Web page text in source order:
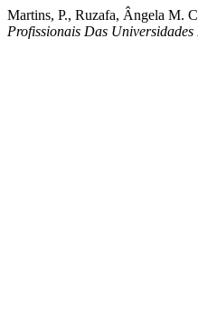
Martins, P., Ruzafa, Ângela M.
Profissionais Das